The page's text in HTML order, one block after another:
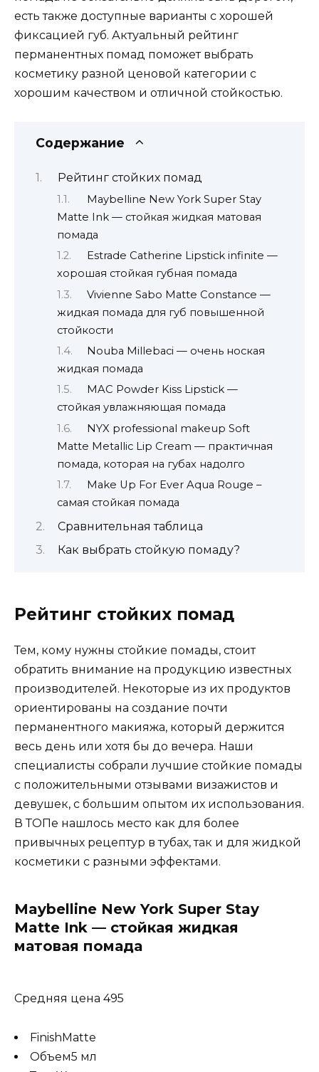
есть также доступные варианты с хорошей
фиксацией губ. Актуальный рейтинг
перманентных помад поможет выбрать
косметику разной ценовой категории с
хорошим качеством и отличной стойкостью.
Содержание
Рейтинг стойких помад
Maybelline New York Super Stay
Matte Ink — стойкая жидкая матовая
помада
Estrade Catherine Lipstick infinite —
хорошая стойкая губная помада
Vivienne Sabo Matte Constance —
жидкая помада для губ повышенной
стойкости
Nouba Millebaci — очень ноская
жидкая помада
MAC Powder Kiss Lipstick —
стойкая увлажняющая помада
NYX professional makeup Soft
Matte Metallic Lip Cream — практичная
помада, которая на губах надолго
Make Up For Ever Aqua Rouge –
самая стойкая помада
Сравнительная таблица
Как выбрать стойкую помаду?
Рейтинг стойких помад
Тем, кому нужны стойкие помады, стоит
обратить внимание на продукцию известных
производителей. Некоторые из их продуктов
ориентированы на создание почти
перманентного макияжа, который держится
весь день или хотя бы до вечера. Наши
специалисты собрали лучшие стойкие помады
с положительными отзывами визажистов и
девушек, с большим опытом их использования.
В ТОПе нашлось место как для более
привычных рецептур в тубах, так и для жидкой
косметики с разными эффектами.
Maybelline New York Super Stay
Matte Ink — стойкая жидкая
матовая помада
Средняя цена 495
FinishMatte
Объем5 мл